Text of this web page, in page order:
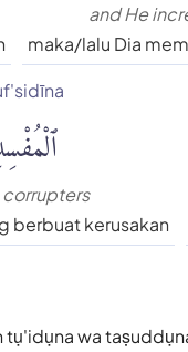
and He
maka/lalu Dia
berbuat kerusakan
wa